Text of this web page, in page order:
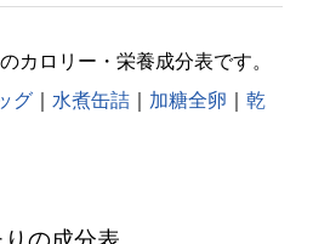
カロリー・栄養成分表です。
グ｜ 水煮缶詰｜ 加糖全卵 ｜ 乾